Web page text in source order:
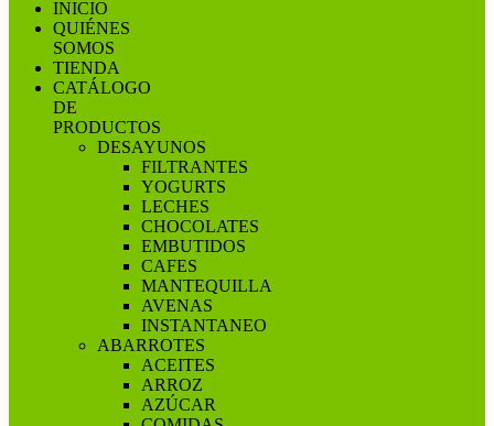
INICIO
QUIÉNES
SOMOS
TIENDA
CATÁLOGO
DE
PRODUCTOS
DESAYUNOS
FILTRANTES
YOGURTS
LECHES
CHOCOLATES
EMBUTIDOS
CAFES
MANTEQUILLA
AVENAS
INSTANTANEO
ABARROTES
ACEITES
ARROZ
AZÚCAR